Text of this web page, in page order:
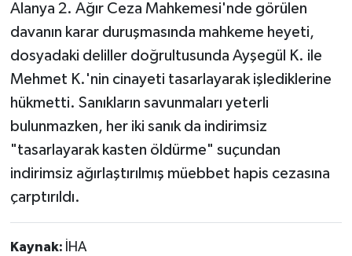
Alanya 2. Ağır Ceza Mahkemesi'nde görülen
davanın karar duruşmasında mahkeme heyeti,
dosyadaki deliller doğrultusunda Ayşegül K. ile
Mehmet K.'nin cinayeti tasarlayarak işlediklerine
hükmetti. Sanıkların savunmaları yeterli
bulunmazken, her iki sanık da indirimsiz
"tasarlayarak kasten öldürme" suçundan
indirimsiz ağırlaştırılmış müebbet hapis cezasına
çarptırıldı.
Kaynak: İHA